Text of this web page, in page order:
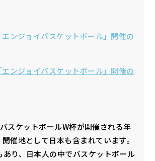
ンジョイバスケットボール」開催の
ンジョイバスケットボール」開催の
スケットボールW杯が開催される年
催地として日本も含まれています。
あり、日本人の中でバスケットボール